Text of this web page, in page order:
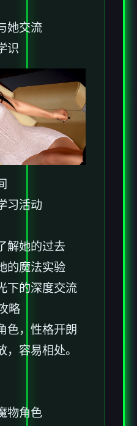
她交流
识
习活动
解她的过去
的魔法实验
下的深度交流
略
色，性格开朗
，容易相处。
物角色